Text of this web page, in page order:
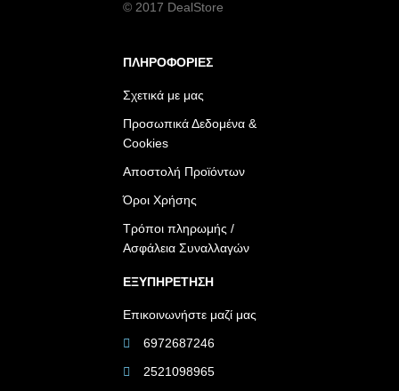
© 2017 DealStore
ΠΛΗΡΟΦΟΡΙΕΣ
Σχετικά με μας
Προσωπικά Δεδομένα &
Cookies
Αποστολή Προϊόντων
Όροι Χρήσης
Τρόποι πληρωμής /
Ασφάλεια Συναλλαγών
ΕΞΥΠΗΡΕΤΗΣΗ
Επικοινωνήστε μαζί μας
6972687246
2521098965